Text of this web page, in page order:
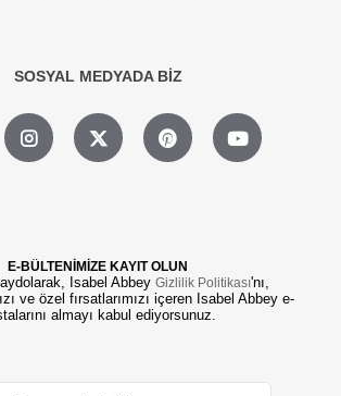
SOSYAL MEDYADA BİZ
E-BÜLTENİMİZE KAYIT OLUN
Isabel Abbey Gizlilik Politikası'nı,
ve özel fırsatlarımızı içeren Isabel Abbey e-
almayı kabul ediyorsunuz.